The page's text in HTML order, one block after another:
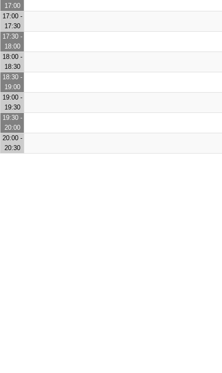
17:00
17:00 -
17:30
17:30 -
18:00
18:00 -
18:30
18:30 -
19:00
19:00 -
19:30
19:30 -
20:00
20:00 -
20:30